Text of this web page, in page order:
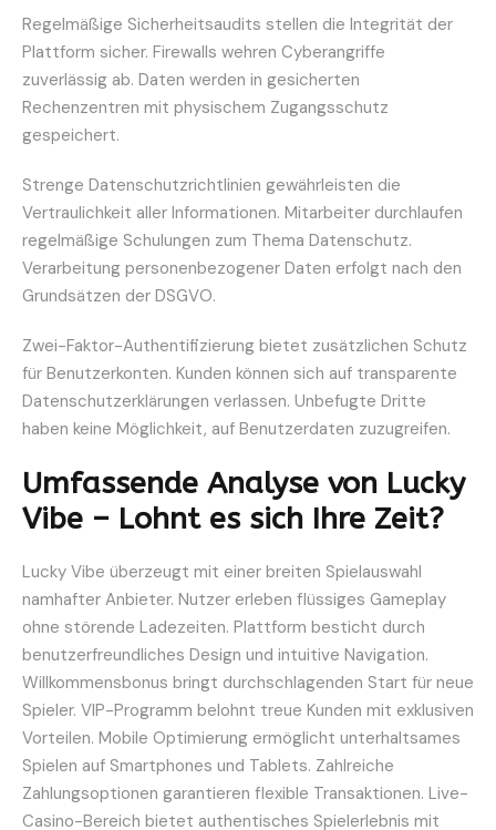
Regelmäßige Sicherheitsaudits stellen die Integrität der
Plattform sicher. Firewalls wehren Cyberangriffe
zuverlässig ab. Daten werden in gesicherten
Rechenzentren mit physischem Zugangsschutz
gespeichert.
Strenge Datenschutzrichtlinien gewährleisten die
Vertraulichkeit aller Informationen. Mitarbeiter durchlaufen
regelmäßige Schulungen zum Thema Datenschutz.
Verarbeitung personenbezogener Daten erfolgt nach den
Grundsätzen der DSGVO.
Zwei-Faktor-Authentifizierung bietet zusätzlichen Schutz
für Benutzerkonten. Kunden können sich auf transparente
Datenschutzerklärungen verlassen. Unbefugte Dritte
haben keine Möglichkeit, auf Benutzerdaten zuzugreifen.
Umfassende Analyse von Lucky
Vibe – Lohnt es sich Ihre Zeit?
Lucky Vibe überzeugt mit einer breiten Spielauswahl
namhafter Anbieter. Nutzer erleben flüssiges Gameplay
ohne störende Ladezeiten. Plattform besticht durch
benutzerfreundliches Design und intuitive Navigation.
Willkommensbonus bringt durchschlagenden Start für neue
Spieler. VIP-Programm belohnt treue Kunden mit exklusiven
Vorteilen. Mobile Optimierung ermöglicht unterhaltsames
Spielen auf Smartphones und Tablets. Zahlreiche
Zahlungsoptionen garantieren flexible Transaktionen. Live-
Casino-Bereich bietet authentisches Spielerlebnis mit